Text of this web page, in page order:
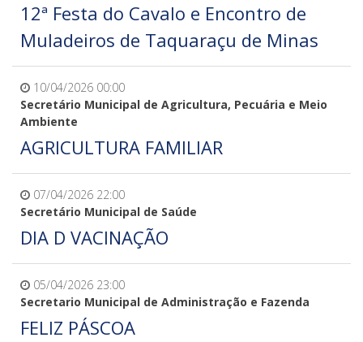
12ª Festa do Cavalo e Encontro de
Muladeiros de Taquaraçu de Minas
10/04/2026 00:00
Secretário Municipal de Agricultura, Pecuária e Meio
Ambiente
AGRICULTURA FAMILIAR
07/04/2026 22:00
Secretário Municipal de Saúde
DIA D VACINAÇÃO
05/04/2026 23:00
Secretario Municipal de Administração e Fazenda
FELIZ PÁSCOA